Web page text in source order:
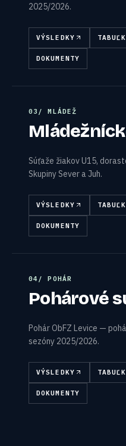
2025/2026.
VÝSLEDKY
DOKUMENTY
0 3 /MLÁDEŽ
Súťaže žiakov U15,
Skupiny Sever a Juh.
VÝSLEDKY
DOKUMENTY
04 /POHÁR
Pohárové
Pohár ObFZ Levice —
sezóny 2025/2026.
VÝSLEDKY
DOKUMENTY